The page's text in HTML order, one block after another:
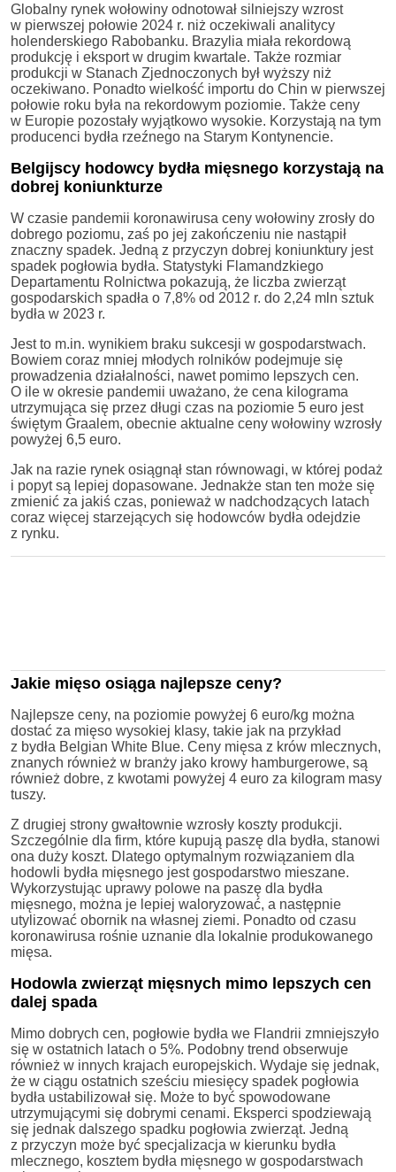
Globalny rynek wołowiny odnotował silniejszy wzrost
w pierwszej połowie 2024 r. niż oczekiwali analitycy
holenderskiego Rabobanku. Brazylia miała rekordową
produkcję i eksport w drugim kwartale. Także rozmiar
produkcji w Stanach Zjednoczonych był wyższy niż
oczekiwano. Ponadto wielkość importu do Chin w pierwszej
połowie roku była na rekordowym poziomie. Także ceny
w Europie pozostały wyjątkowo wysokie. Korzystają na tym
producenci bydła rzeźnego na Starym Kontynencie.
Belgijscy hodowcy bydła mięsnego korzystają na
dobrej koniunkturze
W czasie pandemii koronawirusa ceny wołowiny zrosły do
dobrego poziomu, zaś po jej zakończeniu nie nastąpił
znaczny spadek. Jedną z przyczyn dobrej koniunktury jest
spadek pogłowia bydła. Statystyki Flamandzkiego
Departamentu Rolnictwa pokazują, że liczba zwierząt
gospodarskich spadła o 7,8% od 2012 r. do 2,24 mln sztuk
bydła w 2023 r.
Jest to m.in. wynikiem braku sukcesji w gospodarstwach.
Bowiem coraz mniej młodych rolników podejmuje się
prowadzenia działalności, nawet pomimo lepszych cen.
O ile w okresie pandemii uważano, że cena kilograma
utrzymująca się przez długi czas na poziomie 5 euro jest
świętym Graalem, obecnie aktualne ceny wołowiny wzrosły
powyżej 6,5 euro.
Jak na razie rynek osiągnął stan równowagi, w której podaż
i popyt są lepiej dopasowane. Jednakże stan ten może się
zmienić za jakiś czas, ponieważ w nadchodzących latach
coraz więcej starzejących się hodowców bydła odejdzie
z rynku.
Jakie mięso osiąga najlepsze ceny?
Najlepsze ceny, na poziomie powyżej 6 euro/kg można
dostać za mięso wysokiej klasy, takie jak na przykład
z bydła Belgian White Blue. Ceny mięsa z krów mlecznych,
znanych również w branży jako krowy hamburgerowe, są
również dobre, z kwotami powyżej 4 euro za kilogram masy
tuszy.
Z drugiej strony gwałtownie wzrosły koszty produkcji.
Szczególnie dla firm, które kupują paszę dla bydła, stanowi
ona duży koszt. Dlatego optymalnym rozwiązaniem dla
hodowli bydła mięsnego jest gospodarstwo mieszane.
Wykorzystując uprawy polowe na paszę dla bydła
mięsnego, można je lepiej waloryzować, a następnie
utylizować obornik na własnej ziemi. Ponadto od czasu
koronawirusa rośnie uznanie dla lokalnie produkowanego
mięsa.
Hodowla zwierząt mięsnych mimo lepszych cen
dalej spada
Mimo dobrych cen, pogłowie bydła we Flandrii zmniejszyło
się w ostatnich latach o 5%. Podobny trend obserwuje
również w innych krajach europejskich. Wydaje się jednak,
że w ciągu ostatnich sześciu miesięcy spadek pogłowia
bydła ustabilizował się. Może to być spowodowane
utrzymującymi się dobrymi cenami. Eksperci spodziewają
się jednak dalszego spadku pogłowia zwierząt. Jedną
z przyczyn może być specjalizacja w kierunku bydła
mlecznego, kosztem bydła mięsnego w gospodarstwach